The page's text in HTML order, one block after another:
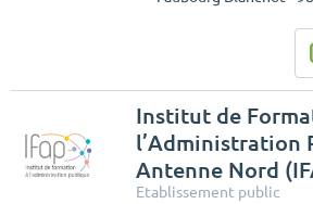
Institut de
l’Administration
Antenne Nord
Etablissement public